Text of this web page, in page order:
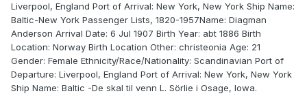
Liverpool, England Port of Arrival: New York, New York Ship Name:
Baltic-New York Passenger Lists, 1820-1957Name: Diagman
Anderson Arrival Date: 6 Jul 1907 Birth Year: abt 1886 Birth
Location: Norway Birth Location Other: christeonia Age: 21
Gender: Female Ethnicity/Race­/Nationality: Scandinavian Port of
Departure: Liverpool, England Port of Arrival: New York, New York
Ship Name: Baltic -De skal til venn L. Sörlie i Osage, Iowa.